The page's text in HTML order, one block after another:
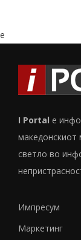
e
I Portal е
македонскиот
светло во
Импресум
Маркетинг